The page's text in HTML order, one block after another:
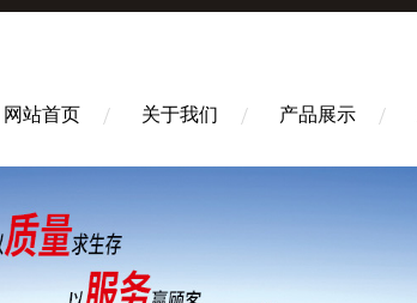
网站首页 关于我们 产品展示